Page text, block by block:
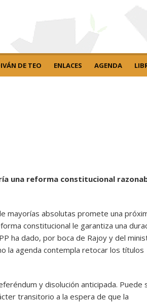
DE TEO ENLACES AGENDA
una reforma constitucional
mayorías absolutas promete una
constitucional le garantiza una
ha dado, por boca de Rajoy y del
la agenda contempla retocar los títulos
y disolución anticipada. Puede
transitorio a la espera de que la